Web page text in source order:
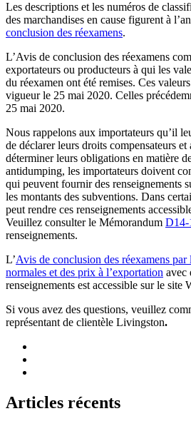
Les descriptions et les numéros de
des marchandises en cause figurent à
conclusion des réexamens.
L’Avis de conclusion des réexamens
exportateurs ou producteurs à qui les
du réexamen ont été remises. Ces
vigueur le 25 mai 2020. Celles
25 mai 2020.
Nous rappelons aux importateurs qu’il
de déclarer leurs droits compensateurs
déterminer leurs obligations en matière
antidumping, les importateurs doivent
qui peuvent fournir des renseignements
les montants des subventions. Dans
peut rendre ces renseignements
Veuillez consulter le Mémorandum D14-
renseignements.
L’Avis de conclusion des réexamens par
normales et des prix à l’exportation avec
renseignements est accessible sur le site
Si vous avez des questions, veuillez
représentant de clientèle Livingston.
Articles récents